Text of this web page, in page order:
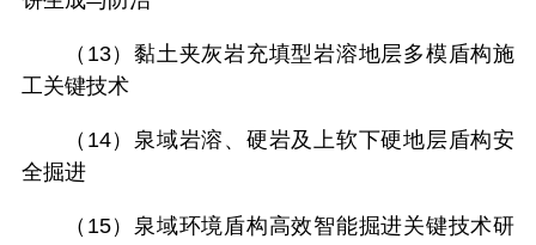
（13）黏土夹灰岩充填型岩溶地层多模盾构施
工关键技术
（14）泉域岩溶、硬岩及上软下硬地层盾构安
全掘进
（15）泉域环境盾构高效智能掘进关键技术研